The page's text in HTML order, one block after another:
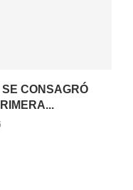
CONSAGRÓ